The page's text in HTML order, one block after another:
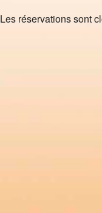
Les réservations sont